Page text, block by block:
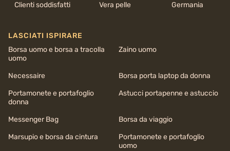
Clienti soddisfatti Vera pelle Germania
LASCIATI ISPIRARE
Borsa uomo e borsa a tracolla
uomo
Zaino uomo
Necessaire
Borsa porta laptop da donna
Portamonete e portafoglio
donna
Astucci portapenne e astuccio
Messenger Bag
Borsa da viaggio
Marsupio e borsa da cintura
Portamonete e portafoglio
uomo